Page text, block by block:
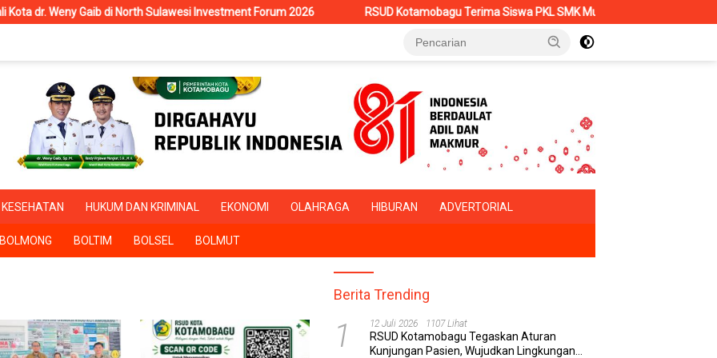
Gaib di North Sulawesi Investment Forum 2026 RSUD Kotamobagu Terima Siswa PKL SMK Muhammadiyah, Perkuat Sinergi
KESEHATAN HUKUM DAN KRIMINAL EKONOMI OLAHRAGA HIBURAN ADVERTORIAL
BOLMONG BOLTIM BOLSEL BOLMUT
Berita Trending
1 12 Juli 2026 1107 Lihat
RSUD Kotamobagu Tegaskan Aturan
Kunjungan Pasien, Wujudkan Lingkungan